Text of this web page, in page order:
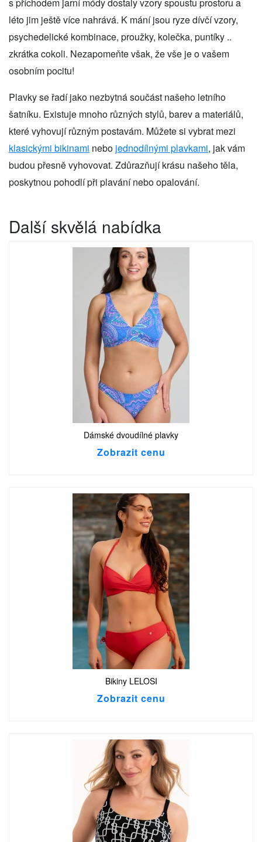
léto jim ještě více nahrává. K mání jsou ryze dívčí vzory,
psychedelické kombinace, proužky, kolečka, puntíky ..
zkrátka cokoli. Nezapomeňte však, že vše je o vašem
osobním pocitu!
Plavky se řadí jako nezbytná součást našeho letního
šatníku. Existuje mnoho různých stylů, barev a materiálů,
které vyhovují různým postavám. Můžete si vybrat mezi
klasickými bikinami nebo jednodílnými plavkami, jak vám
budou přesně vyhovovat. Zdůrazňují krásu našeho těla,
poskytnou pohodlí při plavání nebo opalování.
Další skvělá nabídka
Dámské dvoudílné plavky
Zobrazit cenu
Bikiny LELOSI
Zobrazit cenu